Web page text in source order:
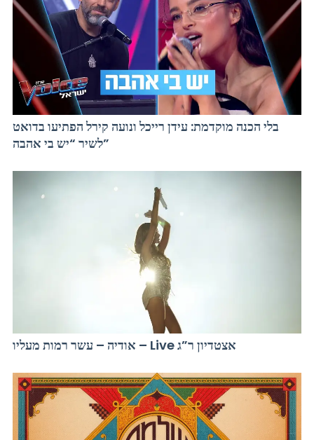
בלי הכנה מוקדמת: עידן רייכל ונועה קירל הפתיעו בדואט
לשיר “יש בי אהבה”
אודיה – עשר רמות מעליו – Live אצטדיון ר”ג